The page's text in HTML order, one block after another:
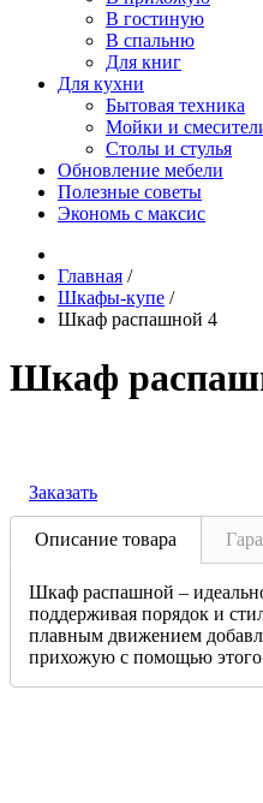
В гостиную
В спальню
Для книг
Для кухни
Бытовая техника
Мойки и
Столы и стулья
Обновление мебели
Полезные советы
Экономь с максис
Главная /
Шкафы-купе /
Шкаф распашной 4
Шкаф
Заказать
Описание товара
Шкаф распашной –
поддерживая порядок и
плавным движением
прихожую с помощью этого